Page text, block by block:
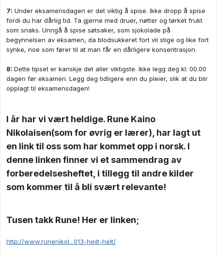
7: Under eksamensdagen er det viktig å spise. Ikke dropp å spise
fordi du har dårlig tid. Ta gjerne med druer, nøtter og tørket frukt
som snaks. Unngå å spise søtsaker, som sjokolade på
begynnelsen av eksamen, da blodsukkeret fort vil stige og like fort
synke, noe som fører til at man får en dårligere konsentrasjon.
8: Dette tipset er kanskje det aller viktigste. Ikke legg deg kl: 00.00
dagen før eksamen. Legg deg tidligere enn du pleier, slik at du blir
opplagt til eksamensdagen!
I år har vi vært heldige. Rune Kaino
Nikolaisen(som for øvrig er lærer), har lagt ut
en link til oss som har kommet opp i norsk. I
denne linken finner vi et sammendrag av
forberedelsesheftet, i tillegg til andre kilder
som kommer til å bli svært relevante!
Tusen takk Rune! Her er linken;
http://www.runenikol...013-heilt-helt/